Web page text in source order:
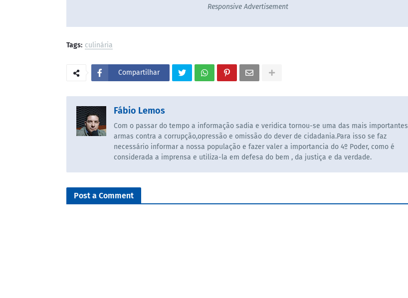
Responsive Advertisement
Tags: culinária
Compartilhar
Fábio Lemos
Com o passar do tempo a informação sadia e veridica tornou-se uma das mais importantes
armas contra a corrupção,opressão e omissão do dever de cidadania.Para isso se faz
necessário informar a nossa população e fazer valer a importancia do 4º Poder, como é
considerada a imprensa e utiliza-la em defesa do bem , da justiça e da verdade.
Post a Comment